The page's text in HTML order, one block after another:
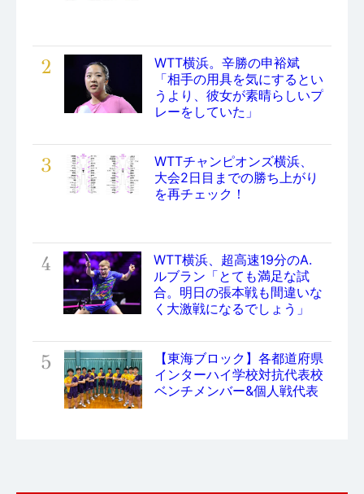
2
WTT横浜。辛勝の申裕斌
「相手の用具を気にするとい
うより、彼女が素晴らしいプ
レーをしていた」
3
WTTチャンピオンズ横浜、
大会2日目までの勝ち上がり
を再チェック！
4
WTT横浜、超高速19分のA.
ルブラン「とても満足な試
合。明日の張本戦も間違いな
く大激戦になるでしょう」
5
【東海ブロック】各都道府県
インターハイ学校対抗代表校
ベンチメンバー&個人戦代表